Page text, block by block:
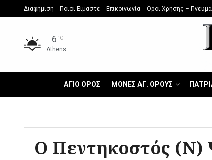
Διαφήμιση Ποιοι Είμαστε Επικοινωνία Όροι Χρήσης –
6 °C
Athens
ΑΓΙΟ ΟΡΟΣ ΜΟΝΕΣ ΑΓ. ΟΡΟΥΣ
O Πεντηκοστός (Ν)